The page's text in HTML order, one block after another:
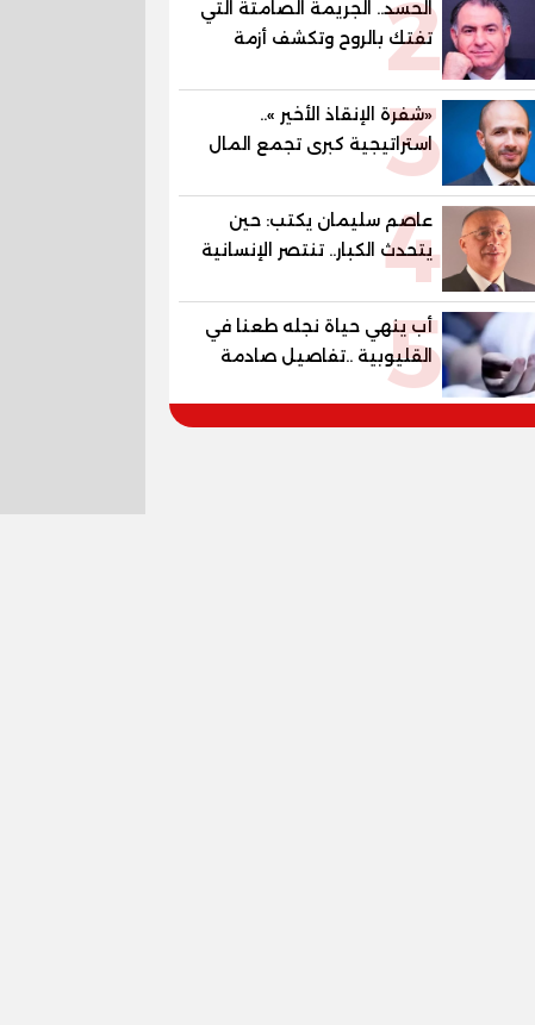
منازل.. و70.56% للمهنية ..
و100% للصُم وضعاف السمع2
الحسد.. الجريمة الصامتة التي
تفتك بالروح وتكشف أزمة
القيم في العصر الحديث
3
«شفرة الإنقاذ الأخير »..
استراتيجية كبرى تجمع المال
والإنتاج والتكنولوجيا الخضراء
لبعث الأقتصاد
4
عاصم سليمان يكتب: حين
يتحدث الكبار.. تنتصر الإنسانية
قبل السياسة
5
أب ينهي حياة نجله طعنا في
القليوبية ..تفاصيل صادمة